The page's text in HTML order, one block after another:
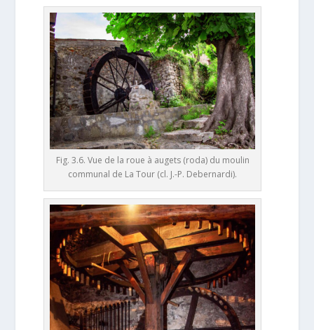
Fig. 3.6. Vue de la roue à augets (roda) du moulin
communal de La Tour (cl. J.-P. Debernardi).